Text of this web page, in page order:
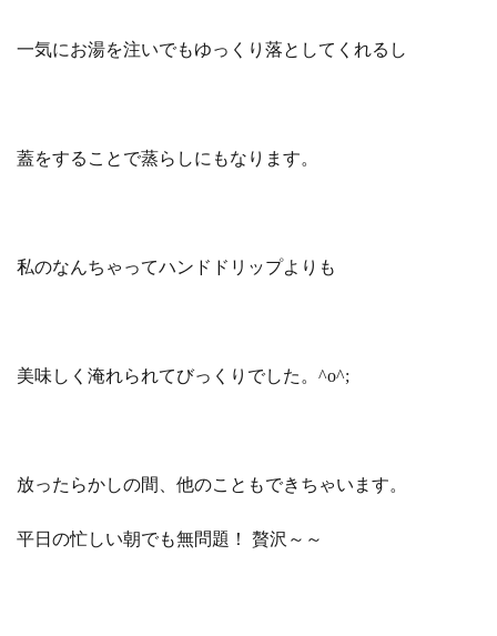
一気にお湯を注いでもゆっくり落としてくれるし
蓋をすることで蒸らしにもなります。
私のなんちゃってハンドドリップよりも
美味しく淹れられてびっくりでした。^o^;
放ったらかしの間、他のこともできちゃいます。
平日の忙しい朝でも無問題！ 贅沢～～